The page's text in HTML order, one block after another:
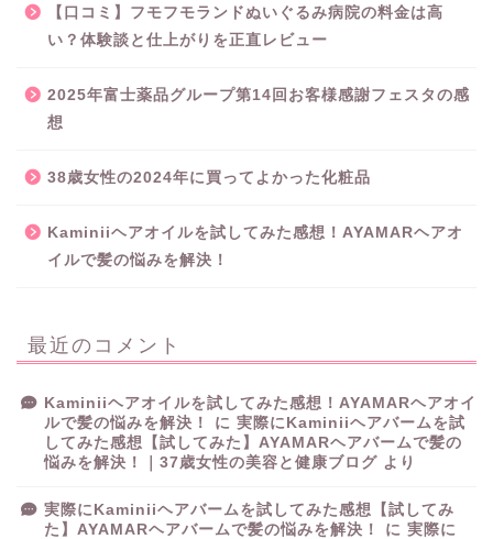
【口コミ】フモフモランドぬいぐるみ病院の料金は高
い？体験談と仕上がりを正直レビュー
2025年富士薬品グループ第14回お客様感謝フェスタの感
想
38歳女性の2024年に買ってよかった化粧品
Kaminiiヘアオイルを試してみた感想！AYAMARヘアオ
イルで髪の悩みを解決！
最近のコメント
Kaminiiヘアオイルを試してみた感想！AYAMARヘアオイ
ルで髪の悩みを解決！
に 実際にKaminiiヘアバームを試
してみた感想【試してみた】AYAMARヘアバームで髪の
悩みを解決！｜37歳女性の美容と健康ブログ より
実際にKaminiiヘアバームを試してみた感想【試してみ
た】AYAMARヘアバームで髪の悩みを解決！
に 実際に